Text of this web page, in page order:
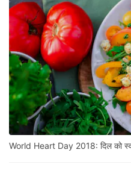
World Heart Day 2018: दिल को